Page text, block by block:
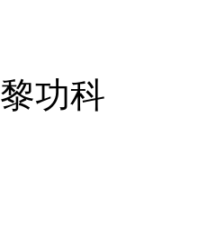
黎功科